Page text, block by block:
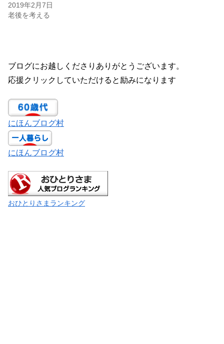
2019年2月7日
老後を考える
ブログにお越しくださりありがとうございます。
応援クリックしていただけると励みになります
にほんブログ村
にほんブログ村
おひとりさまランキング